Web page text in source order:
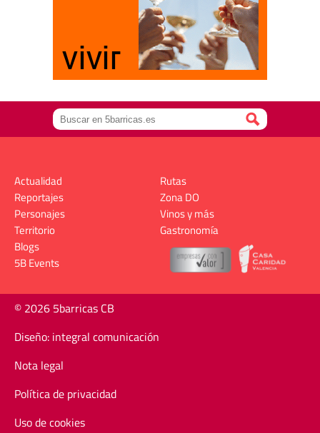
Actualidad
Reportajes
Personajes
Territorio
Rutas
Zona DO
Vinos y más
Gastronomía
Blogs
5B Events
© 2026 5barricas CB
Diseño: integral comunicación
Nota legal
Política de privacidad
Uso de cookies